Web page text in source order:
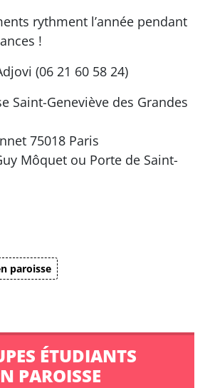
rythment l’année pendant
!
(06 21 60 58 24)
Saint-Geneviève des Grandes
75018 Paris
Môquet ou Porte de Saint-
paroisse
ÉTUDIANTS
PAROISSE